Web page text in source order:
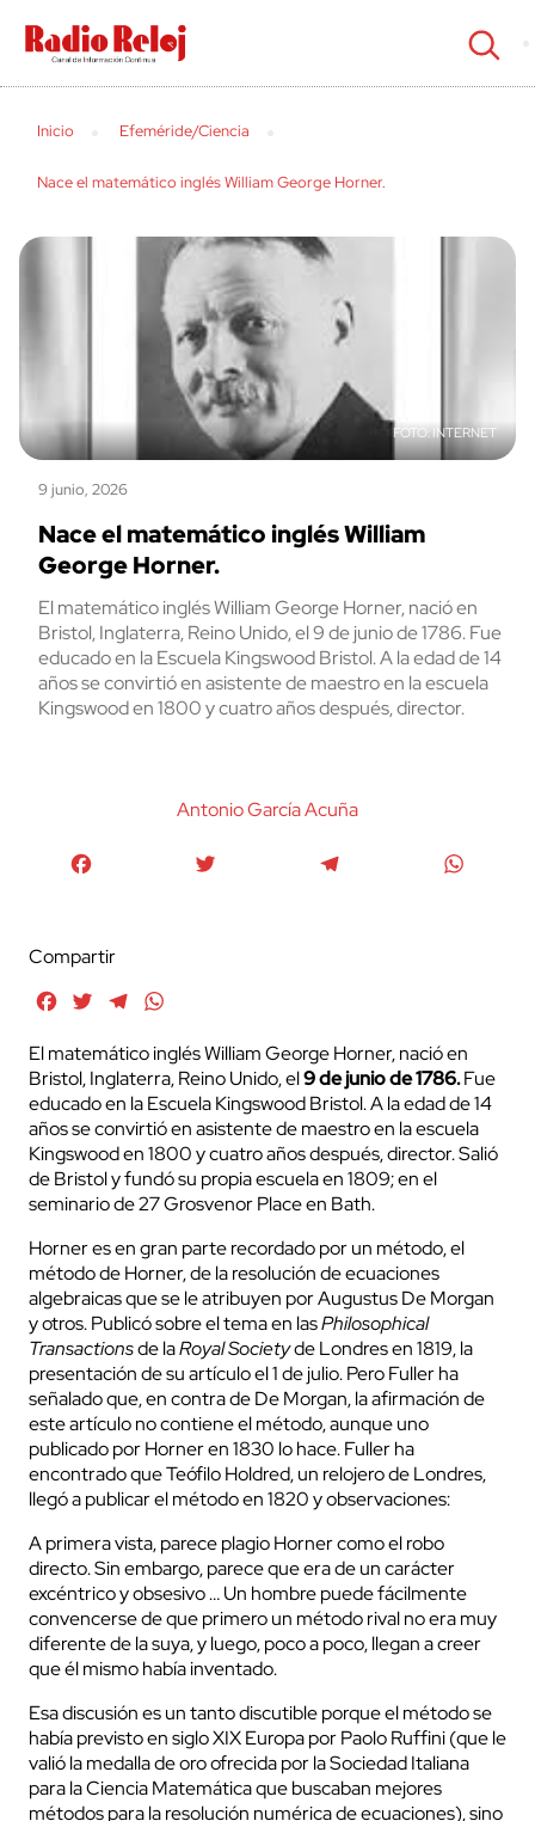
cerrar
Inicio Efeméride/Ciencia
Nace el matemático inglés William George Horner.
INTERNET
9 junio, 2026
Nace el matemático inglés William
George Horner.
El matemático inglés William George Horner, nació en
Bristol, Inglaterra, Reino Unido, el 9 de junio de 1786. Fue
educado en la Escuela Kingswood Bristol. A la edad de 14
años se convirtió en asistente de maestro en la escuela
Kingswood en 1800 y cuatro años después, director.
Antonio García Acuña
Compartir
FacebookTwitterTelegram
El matemático inglés William George Horner, nació en
Bristol, Inglaterra, Reino Unido, el9 de junio de 1786.Fue
educado en la Escuela Kingswood Bristol. A la edad de 14
años se convirtió en asistente de maestro en la escuela
Kingswood en 1800 y cuatro años después, director. Salió
de Bristol y fundó su propia escuela en 1809; en el
seminario de 27 Grosvenor Place en Bath.
Horner es en gran parte recordado por un método, el
método de Horner, de la resolución de ecuaciones
algebraicas que se le atribuyen por Augustus De Morgan
y otros. Publicó sobre el tema en lasPhilosophical
Transactionsde laRoyal Societyde Londres en 1819, la
presentación de su artículo el 1 de julio. Pero Fuller ha
señalado que, en contra de De Morgan, la afirmación de
este artículo no contiene el método, aunque uno
publicado por Horner en 1830 lo hace. Fuller ha
encontrado que Teófilo Holdred, un relojero de Londres,
llegó a publicar el método en 1820 y observaciones:
A primera vista, parece plagio Horner como el robo
directo. Sin embargo, parece que era de un carácter
excéntrico y obsesivo … Un hombre puede fácilmente
convencerse de que primero un método rival no era muy
diferente de la suya, y luego, poco a poco, llegan a creer
que él mismo había inventado.
Esa discusión es un tanto discutible porque el método se
había previsto en siglo XIX Europa por Paolo Ruffini (que le
valió la medalla de oro ofrecida por la Sociedad Italiana
para la Ciencia Matemática que buscaban mejores
métodos para la resolución numérica de ecuaciones), sino